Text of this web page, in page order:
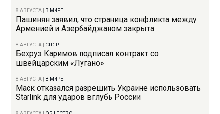
8 АВГУСТА В МИРЕ
Пашинян заявил, что страница конфликта между
Арменией и Азербайджаном закрыта
8 АВГУСТА СПОРТ
Бехруз Каримов подписал контракт со
швейцарским «Лугано»
8 АВГУСТА В МИРЕ
Маск отказался разрешить Украине использовать
Starlink для ударов вглубь России